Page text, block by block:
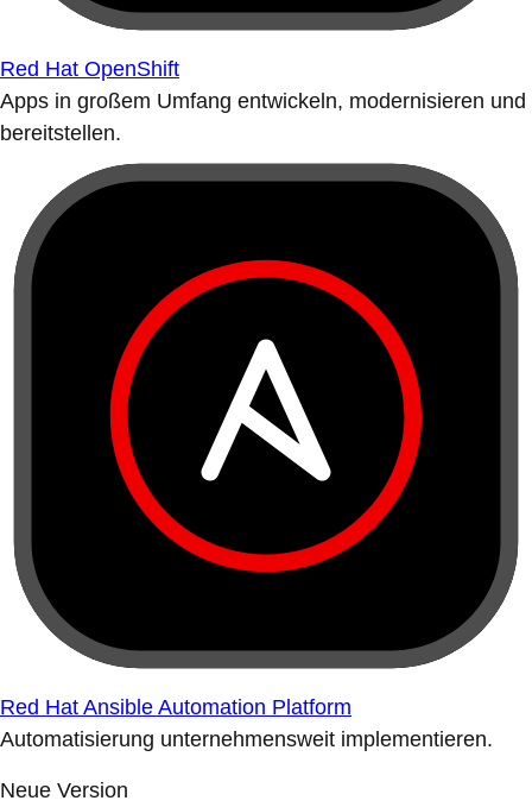
Red Hat OpenShift
Apps in großem Umfang entwickeln, modernisieren und
bereitstellen.
Red Hat Ansible Automation Platform
Automatisierung unternehmensweit implementieren.
Neue Version